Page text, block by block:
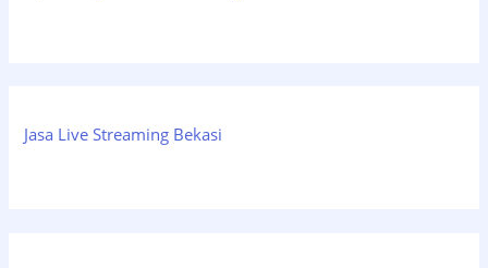
Jasa Live Streaming Bekasi